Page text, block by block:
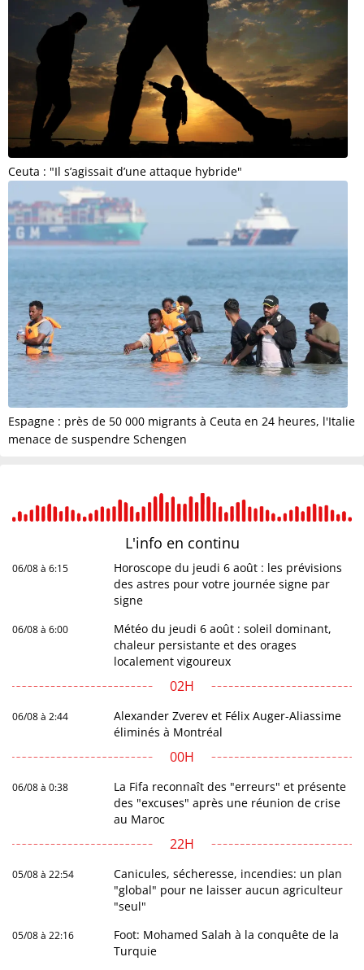
Ceuta : "Il s’agissait d’une attaque hybride"
Espagne : près de 50 000 migrants à Ceuta en 24 heures, l'Italie
menace de suspendre Schengen
L'info en continu
06/08 à 6:15
Horoscope du jeudi 6 août : les prévisions
des astres pour votre journée signe par
signe
06/08 à 6:00
Météo du jeudi 6 août : soleil dominant,
chaleur persistante et des orages
localement vigoureux
02H
06/08 à 2:44
Alexander Zverev et Félix Auger-Aliassime
éliminés à Montréal
00H
06/08 à 0:38
La Fifa reconnaît des "erreurs" et présente
des "excuses" après une réunion de crise
au Maroc
22H
05/08 à 22:54
Canicules, sécheresse, incendies: un plan
"global" pour ne laisser aucun agriculteur
"seul"
05/08 à 22:16
Foot: Mohamed Salah à la conquête de la
Turquie